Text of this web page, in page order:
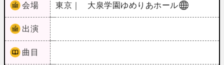
会場 東京｜ 大泉学園ゆめりあホール
出演
曲目